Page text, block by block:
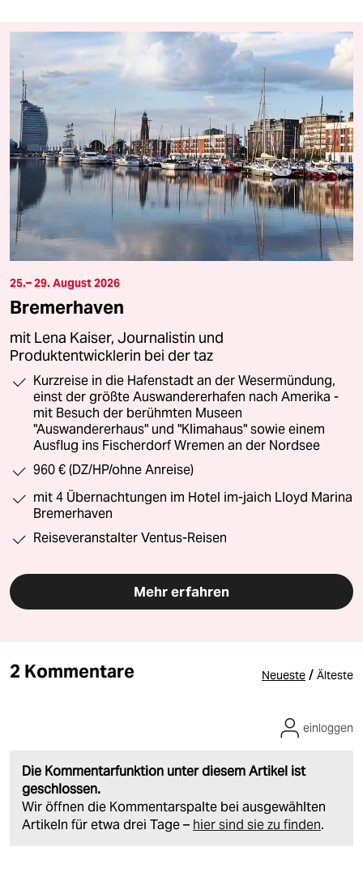
25.– 29. August 2026
Bremerhaven
mit Lena Kaiser, Journalistin und
Produktentwicklerin bei der taz
Kurzreise in die Hafenstadt an der Wesermündung,
einst der größte Auswandererhafen nach Amerika -
mit Besuch der berühmten Museen
"Auswandererhaus" und "Klimahaus" sowie einem
Ausflug ins Fischerdorf Wremen an der Nordsee
960 € (DZ/HP/ohne Anreise)
mit 4 Übernachtungen im Hotel im-jaich Lloyd Marina
Bremerhaven
Reiseveranstalter Ventus-Reisen
Mehr erfahren
2 Kommentare Neueste / Älteste
Die Kommentarfunktion unter diesem Artikel ist
geschlossen.
Wir öffnen die Kommentarspalte bei ausgewählten
Artikeln für etwa drei Tage – hier sind sie zu finden.
einloggen